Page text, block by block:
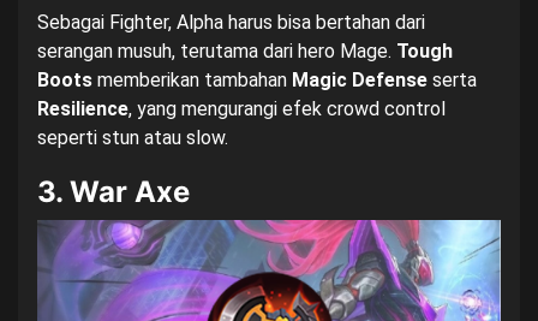
Sebagai Fighter, Alpha harus bisa bertahan dari
serangan musuh, terutama dari hero Mage. Tough
Boots memberikan tambahan Magic Defense serta
Resilience, yang mengurangi efek crowd control
seperti stun atau slow.
3. War Axe